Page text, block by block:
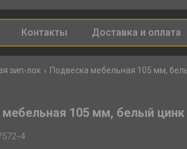
Контакты Доставка и оплата
зип-лок Подвеска мебельная 105 мм,
105 мм, белый цинк
4